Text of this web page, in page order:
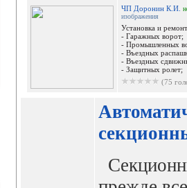
ЧП Доронин К.И.
изображения
Установка и
- Гаражных ворот;
- Промышленных
- Въездных
- Въездных
- Защитных ролет;
(75